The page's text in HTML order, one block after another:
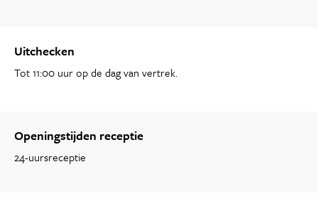
Uitchecken
Tot 11:00 uur op de dag van vertrek.
Openingstijden receptie
24-uursreceptie